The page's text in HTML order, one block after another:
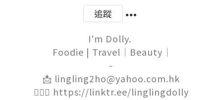
追蹤
I'm Dolly.
-
📩 lingling2ho@yahoo.com.hk
🙋🏻‍♀️ https://linktr.ee/linglingdolly